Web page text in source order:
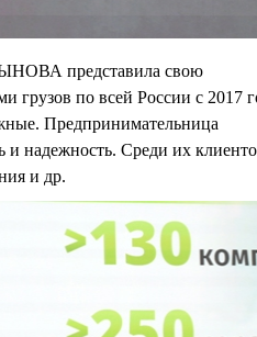
представила свою
грузов по всей России с 2017
Предпринимательница
и надежность. Среди их
и др.